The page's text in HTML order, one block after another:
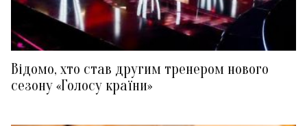
Відомо, хто став другим тренером нового
сезону «Голосу країни»